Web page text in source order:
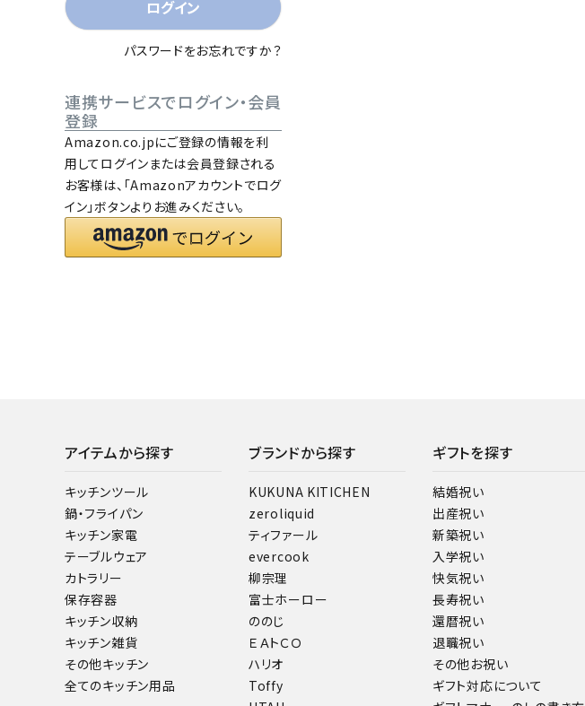
ログイン
パスワードをお忘れですか？
連携サービスでログイン・会員
登録
Amazon.co.jpにご登録の情報を利
用してログインまたは会員登録される
お客様は、「Amazonアカウントでログ
イン」ボタンよりお進みください。
アイテムから探す
キッチンツール
鍋・フライパン
キッチン家電
テーブルウェア
カトラリー
保存容器
キッチン収納
キッチン雑貨
その他キッチン
全てのキッチン用品
ブランドから探す
KUKUNA KITICHEN
zeroliquid
ティファール
evercook
柳宗理
富士ホーロー
ののじ
ＥＡトＣＯ
ハリオ
Toffy
ギフトを探す
結婚祝い
出産祝い
新築祝い
入学祝い
快気祝い
長寿祝い
還暦祝い
退職祝い
その他お祝い
ギフト対応について